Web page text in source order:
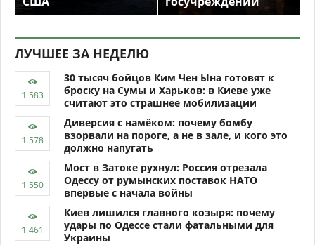
ЛУЧШЕЕ ЗА НЕДЕЛЮ
30 тысяч бойцов Ким Чен Ына готовят к
броску на Сумы и Харьков: в Киеве уже
считают это страшнее мобилизации
Диверсия с намёком: почему бомбу
взорвали на пороге, а не в зале, и кого это
должно напугать
Мост в Затоке рухнул: Россия отрезала
Одессу от румынских поставок НАТО
впервые с начала войны
Киев лишился главного козыря: почему
удары по Одессе стали фатальными для
Украины